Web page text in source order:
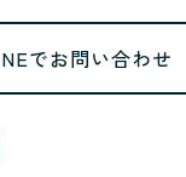
でお問い合わせ